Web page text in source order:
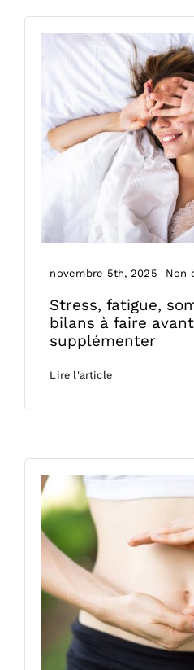
Physioscan
novembre 5th, 2025 Non
Stress, fatigue,
bilans à faire
supplémenter
Lire l'article